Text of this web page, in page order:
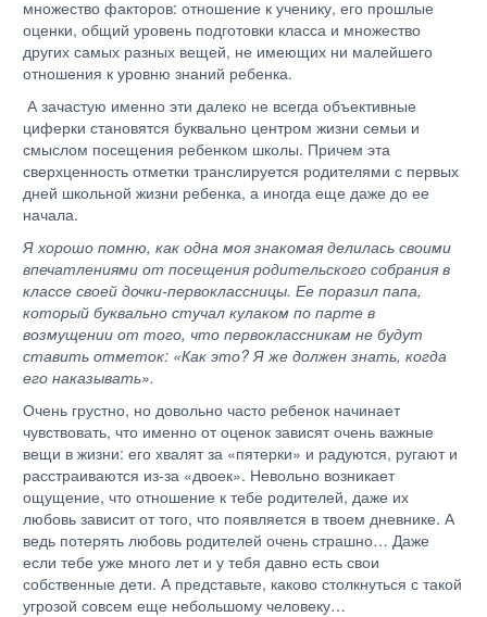
множество факторов: отношение к ученику, его прошлые
оценки, общий уровень подготовки класса и множество
других самых разных вещей, не имеющих ни малейшего
отношения к уровню знаний ребенка.
А зачастую именно эти далеко не всегда объективные
циферки становятся буквально центром жизни семьи и
смыслом посещения ребенком школы. Причем эта
сверхценность отметки транслируется родителями с первых
дней школьной жизни ребенка, а иногда еще даже до ее
начала.
Я хорошо помню, как одна моя знакомая делилась своими
впечатлениями от посещения родительского собрания в
классе своей дочки-первоклассницы. Ее поразил папа,
который буквально стучал кулаком по парте в
возмущении от того, что первоклассникам не будут
ставить отметок: «Как это? Я же должен знать, когда
его наказывать».
Очень грустно, но довольно часто ребенок начинает
чувствовать, что именно от оценок зависят очень важные
вещи в жизни: его хвалят за «пятерки» и радуются, ругают и
расстраиваются из-за «двоек». Невольно возникает
ощущение, что отношение к тебе родителей, даже их
любовь зависит от того, что появляется в твоем дневнике. А
ведь потерять любовь родителей очень страшно… Даже
если тебе уже много лет и у тебя давно есть свои
собственные дети. А представьте, каково столкнуться с такой
угрозой совсем еще небольшому человеку…